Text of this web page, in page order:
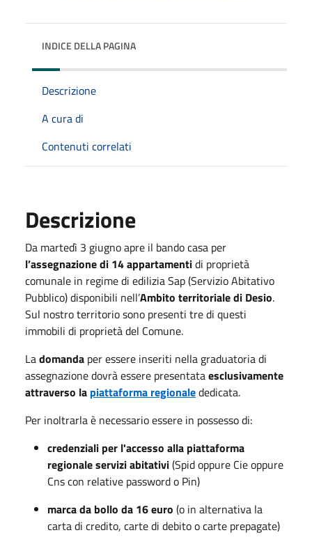
INDICE DELLA PAGINA
Descrizione
A cura di
Contenuti correlati
Descrizione
Da martedì 3 giugno apre il bando casa per
l’assegnazione di 14 appartamentidi proprietà
comunale in regime di edilizia Sap (Servizio Abitativo
Pubblico) disponibili nell’Ambito territoriale di Desio.
Sul nostro territorio sono presenti tre di questi
immobili di proprietà del Comune.
Ladomanda per essere inseriti nella graduatoria di
assegnazione dovrà essere presentataesclusivamente
attraverso la piattaforma regionalededicata.
Per inoltrarla è necessario essere in possesso di:
credenziali per l'accesso alla piattaforma
regionale servizi abitativi(Spid oppure Cie oppure
Cns con relative password o Pin)
marca da bollo da 16 euro (o in alternativa la
carta di credito, carte di debito o carte prepagate)